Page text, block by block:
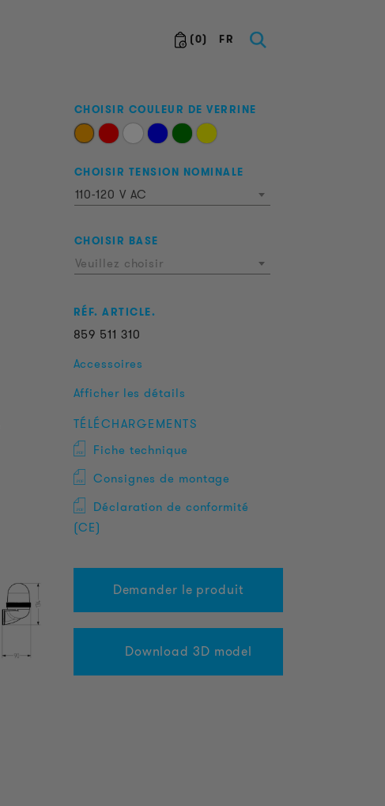
(0) FR
CHOISIR COULEUR DE VERRINE
CHOISIR TENSION NOMINALE
110-120 V AC
CHOISIR BASE
Veuillez choisir
RÉF. ARTICLE.
859 511 310
Accessoires
Afficher les détails
TÉLÉCHARGEMENTS
Fiche technique
Consignes de montage
Déclaration de conformité
(CE)
Demander le produit
Download 3D model